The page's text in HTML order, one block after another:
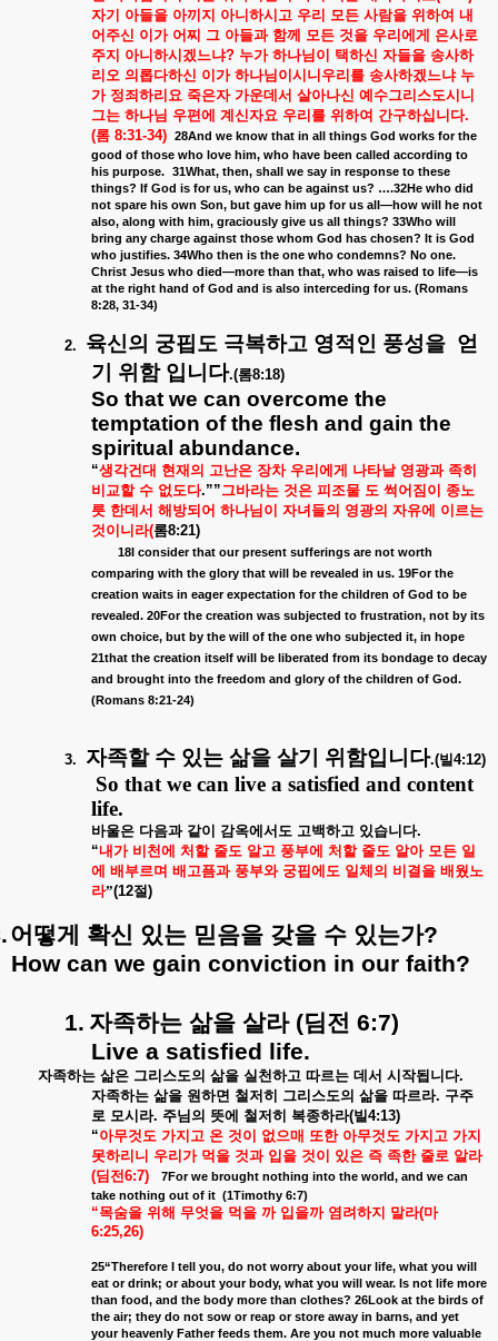
자기
아들을 아끼지 아니하시고 우리 모든 사람을 위하여 내
어주신 이가 어찌 그 아들과 함께 모든 것을 우리에게 은사로
주지 아니하시겠느냐? 누가 하나님이 택하신 자들을 송사하
리오 의롭다하신 이가 하나님이시니우리를 송사하겠느냐 누
가 정죄하리요 죽은자 가운데서 살아나신 예수그리스도시니
그는 하나님 우편에 계신자요 우리를 위하여 간구하십니다.
(롬 8:31-34) 28And we know that in all things God works for the
good of those who love him, who have been called according to
his purpose. 31What, then, shall we say in response to these
things? If God is for us, who can be against us? ….32He who did
not spare his own Son, but gave him up for us all—how will he not
also, along with him, graciously give us all things? 33Who will
bring any charge against those whom God has chosen? It is God
who justifies. 34Who then is the one who condemns? No one.
Christ Jesus who died—more than that, who was raised to life—is
at the right hand of God and is also interceding for us. (Romans
8:28, 31-34)
2. 육신의 궁핍도 극복하고 영적인 풍성을 얻
기
위함 입니다.(롬8:18)
So that we can overcome the
temptation of the flesh and gain the
spiritual abundance.
“생각건대 현재의 고난은 장차 우리에게 나타날 영광과 족히
비교할 수 없도다.””그바라는 것은 피조물 도 썩어짐이
종노
릇 한데서 해방되어 하나님이 자녀들의 영광의 자유에 이르는
것이니라(롬8:21)
18I consider that our present sufferings are not worth
comparing with the glory that will be revealed in us. 19For the
creation waits in eager expectation for the children of God to be
revealed. 20For the creation was subjected to frustration, not by its
own choice, but by the will of the one who subjected it, in hope
21that the creation itself will be liberated from its bondage to decay
and brought into the freedom and glory of the children of God.
(Romans 8:21-24)
3. 자족할 수 있는 삶을 살기 위함입니다.(빌4:12)
So that we can live a satisfied and content
life.
바울은 다음과 같이 감옥에서도 고백하고 있습니다.
“내가 비천에 처할 줄도 알고 풍부에 처할 줄도 알아 모든 일
에 배부르며 배고픔과 풍부와 궁핍에도 일체의 비결을 배웠노
라”(12절)
어떻게 확신 있는 믿음을 갖을 수 있는가?
How can we gain conviction in our faith?
1. 자족하는 삶을 살라(딤전 6:7)
Live a satisfied life.
자족하는 삶은 그리스도의 삶을 실천하고 따르는 데서 시작됩니다.
자족하는 삶을 원하면 철저히 그리스도의 삶을 따르라. 구주
로 모시라. 주님의 뜻에 철저히 복종하라(빌4:13)
“아무것도 가지고 온 것이 없으매 또한 아무것도 가지고 가지
못하리니 우리가 먹을 것과 입을 것이 있은 즉 족한 줄로 알라
(딤전6:7)
7For we brought nothing into the world, and we can
take nothing out of it (1Timothy 6:7)
“목숨을 위해 무엇을 먹을 까 입을까 염려하지 말라(마
6:25,26)
25“Therefore I tell you, do not worry about your life, what you will
eat or drink; or about your body, what you will wear. Is not life more
than food, and the body more than clothes? 26Look at the birds of
the air; they do not sow or reap or store away in barns, and yet
your heavenly Father feeds them. Are you not much more valuable